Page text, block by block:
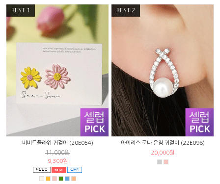
BEST 1
비비드플라워 귀걸이 (20E054)
11,000원
9,300원
BEST 2
아이리스 로나 은침 귀걸이 (22E098)
20,000원